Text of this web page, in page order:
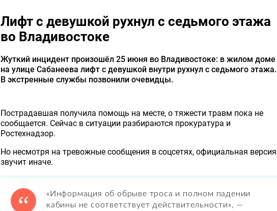
Лифт с девушкой рухнул с седьмого этажа
во Владивостоке
Жуткий инцидент произошёл 25 июня во Владивостоке: в жилом доме
на улице Сабанеева лифт с девушкой внутри рухнул с седьмого этажа.
В экстренные службы позвонили очевидцы.
Пострадавшая получила помощь на месте, о тяжести травм пока не
сообщается. Сейчас в ситуации разбираются прокуратура и
Ростехнадзор.
Но несмотря на тревожные сообщения в соцсетях, официальная версия
звучит иначе.
«Информация об обрыве троса и полном падении
кабины не соответствует действительности», —